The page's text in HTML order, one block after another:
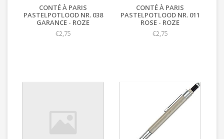
CONTÉ À PARIS
PASTELPOTLOOD NR. 038
GARANCE - ROZE
€2,75
CONTÉ À PARIS
PASTELPOTLOOD NR. 011
ROSE - ROZE
€2,75